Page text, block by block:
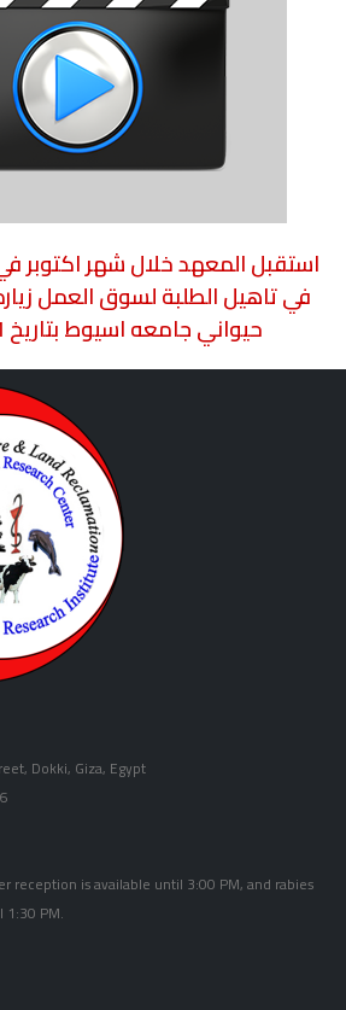
استقبل المعهد خلال شهر اكتوبر
في تاهيل الطلبة لسوق العمل
حيواني جامعه اسيوط بتاريخ 21-10-2024
Dokki, Giza, Egypt
reception is available until 3:00 PM, and rabies
PM.